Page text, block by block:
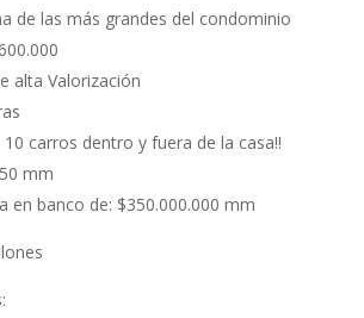
de las más grandes del condominio
alta Valorización
carros dentro y fuera de la casa!!
mm
en banco de: $350.000.000 mm